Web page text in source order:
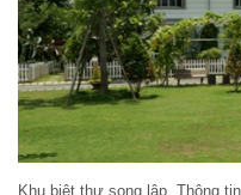
Khu biệt thự song lập. Thông